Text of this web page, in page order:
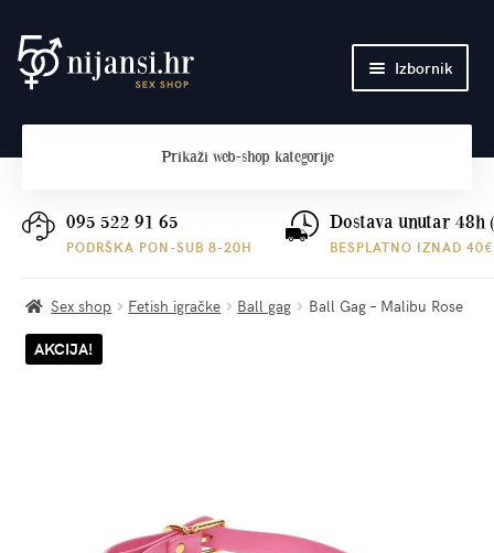
Preskoči
na
Skoči
do
Izbornik
Plaćanje i dostava
Prikaži web-shop kategorije
095 522 91 65
PODRŠKA PON-SUB 8-20H
Dostava unutar 48h
BESPLATNO IZNAD 40€
Sex shop Fetish igračke Ball gag Ball Gag – Malibu Rose
AKCIJA!